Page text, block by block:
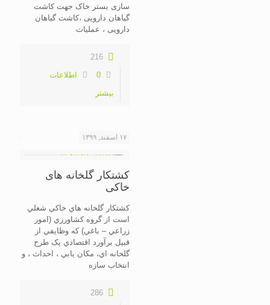
سازی بستر خاک جهت کاشت
گیاهان دارویی ،کاشت گیاهان
دارویی ، عملیات
216
0
اطلاعات
بیشتر
۱۷ اسفند, ۱۳۹۹
کشتکار گلخانه های
خاکی
کشتکار گلخانه هاي خاکي شغلي
است از گروه کشاورزي (امور
زراعي – باغي) که وظايفي از
قبيل برآورد اقتصادي يک طرح
گلخانه اي، مکان يابي ، احداث ، و
انتخاب سازه
286